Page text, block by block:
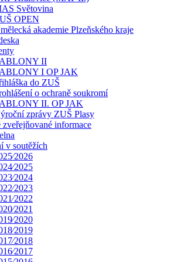
Světovina
OPEN
akademie Plzeňského kraje
II
I OP JAK
do ZUŠ
o ochraně soukromí
II. OP JAK
zprávy ZUŠ Plasy
zveřejňované informace
v soutěžích